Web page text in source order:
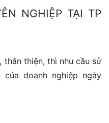
NGHIỆP TẠI TP
thân thiện, thì nhu cầu sử
doanh nghiệp ngày